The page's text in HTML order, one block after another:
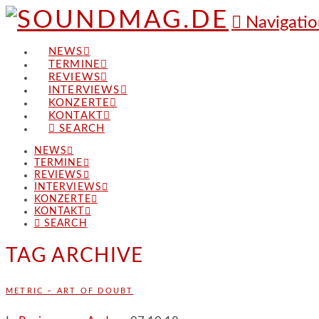
NEWS
TERMINE
REVIEWS
INTERVIEWS
KONZERTE
KONTAKT
SEARCH
NEWS
TERMINE
REVIEWS
INTERVIEWS
KONZERTE
KONTAKT
SEARCH
TAG ARCHIVE
METRIC – ART OF DOUBT